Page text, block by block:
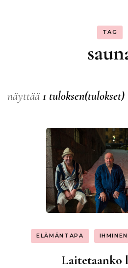
TAG
näyttää 1 tuloksen(tulokset)
ELÄMÄNTAPA IHMINEN
Laitetaanko